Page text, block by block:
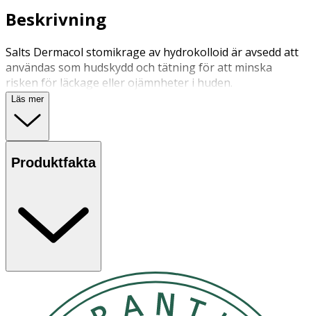
Beskrivning
Salts Dermacol stomikrage av hydrokolloid är avsedd att
användas som hudskydd och tätning för att minska
risken för läckage eller ojämnheter i huden.
Läs mer
Produktfakta